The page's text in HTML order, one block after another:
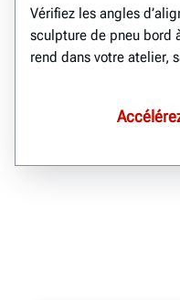
Vérifiez les angles
sculpture de pneu bord
rend dans votre atelier,